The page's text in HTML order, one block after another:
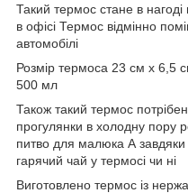
Такий термос стане в
в офісі Термос відмінно
автомобілі
Розмір термоса 23 см х 6,5
500 мл
Також такий термос
прогулянки в холодну пору
питво для малюка А
гарячий чай у термосі чи ні
Виготовлено термос із